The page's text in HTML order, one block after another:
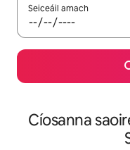
Seiceáil amach
Cíosanna